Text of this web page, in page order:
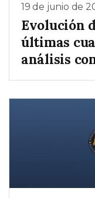
19 de junio de
Evolución
últimas
análisis